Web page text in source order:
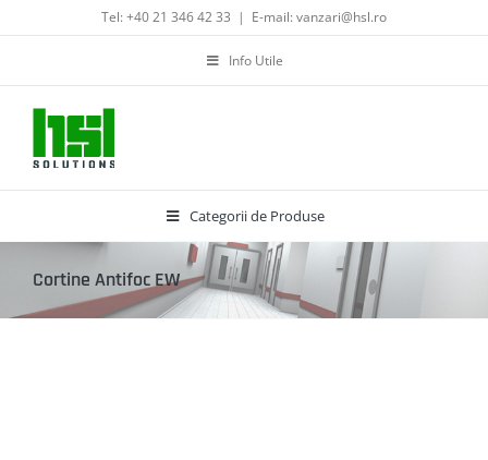
to
Tel: +40 21 346 42 33 | E-mail: vanzari@hsl.ro
Info Utile
Categorii de Produse
Cortine Antifoc EW